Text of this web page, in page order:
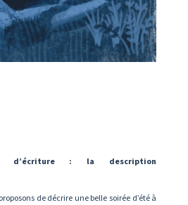
d’écriture : la description
de décrire une belle soirée d’été à